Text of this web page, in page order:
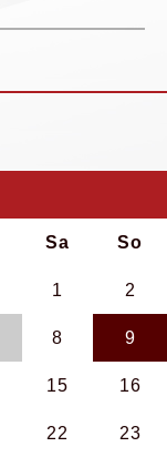
Sa So
1 2
8 9
15 16
22 23